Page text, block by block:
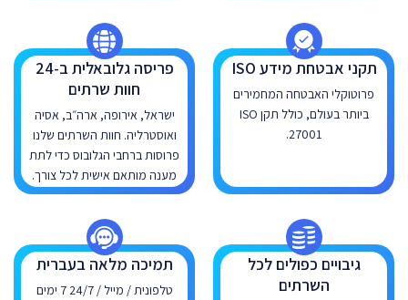
תקני אבטחת מידע ISO
פרוטוקלי האבטחה המחמירים
ביותר בעולם, כולל תקן ISO
27001.
פריסה גלובאלית ב-24
חוות שרתים
ישראל, אירופה, ארה״ב, אסיה
ואוסטרליה. חוות השרתים שלנו
פרוסות ברחבי הגלובוס כדי לתת
מענה מותאם אישית לכל צורך.
גיבויים כפולים לכל
השרתים
תמיכה מלאה בעברית
טלפונית / מייל / 24/7 7 ימים